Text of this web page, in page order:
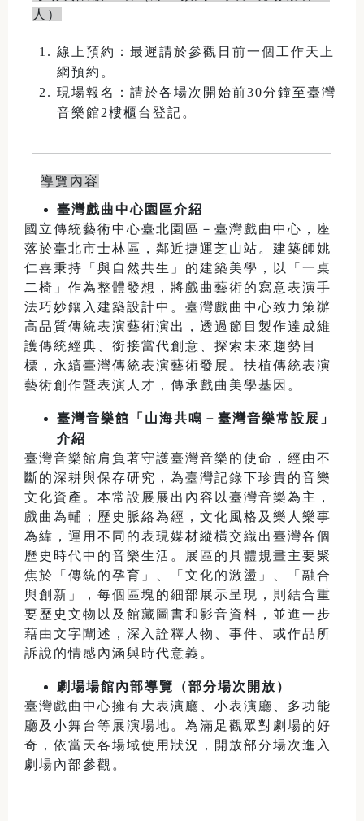
人）
線上預約：最遲請於參觀日前一個工作天上
網預約。
現場報名：請於各場次開始前30分鐘至臺灣
音樂館2樓櫃台登記。
導覽內容
臺灣戲曲中心園區介紹
國立傳統藝術中心臺北園區－臺灣戲曲中心，座
落於臺北市士林區，鄰近捷運芝山站。建築師姚
仁喜秉持「與自然共生」的建築美學，以「一桌
二椅」作為整體發想，將戲曲藝術的寫意表演手
法巧妙鑲入建築設計中。臺灣戲曲中心致力策辦
高品質傳統表演藝術演出，透過節目製作達成維
護傳統經典、銜接當代創意、探索未來趨勢目
標，永續臺灣傳統表演藝術發展。扶植傳統表演
藝術創作暨表演人才，傳承戲曲美學基因。
臺灣音樂館「山海共鳴－臺灣音樂常設展」
介紹
臺灣音樂館肩負著守護臺灣音樂的使命，經由不
斷的深耕與保存研究，為臺灣記錄下珍貴的音樂
文化資產。本常設展展出內容以臺灣音樂為主，
戲曲為輔；歷史脈絡為經，文化風格及樂人樂事
為緯，運用不同的表現媒材縱橫交織出臺灣各個
歷史時代中的音樂生活。展區的具體規畫主要聚
焦於「傳統的孕育」、「文化的激盪」、「融合
與創新」，每個區塊的細部展示呈現，則結合重
要歷史文物以及館藏圖書和影音資料，並進一步
藉由文字闡述，深入詮釋人物、事件、或作品所
訴說的情感內涵與時代意義。
劇場場館內部導覽（部分場次開放）
臺灣戲曲中心擁有大表演廳、小表演廳、多功能
廳及小舞台等展演場地。為滿足觀眾對劇場的好
奇，依當天各場域使用狀況，開放部分場次進入
劇場內部參觀。